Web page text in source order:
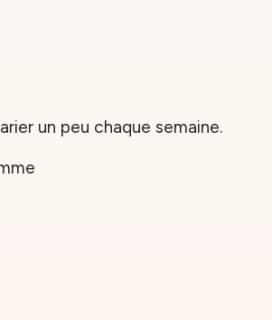
un peu chaque semaine.